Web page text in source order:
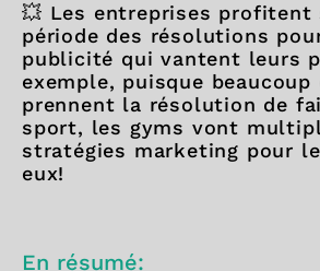
💥 Les entreprises profitent
période des résolutions
publicité qui vantent leurs
exemple, puisque beaucoup
prennent la résolution de
sport, les gyms vont
stratégies marketing pour
eux!
En résumé: